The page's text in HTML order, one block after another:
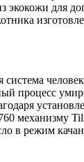
экокожи для
процесс
механизму
в режим